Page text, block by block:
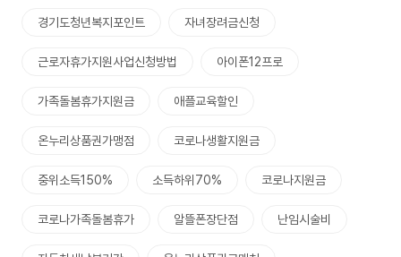
경기도청년복지포인트 자녀장려금신청
근로자휴가지원사업신청방법 아이폰12프로
가족돌봄휴가지원금 애플교육할인
온누리상품권가맹점 코로나생활지원금
중위소득150% 소득하위70% 코로나지원금
코로나가족돌봄휴가 알뜰폰장단점 난임시술비